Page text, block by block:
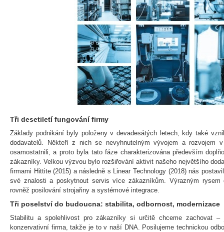
Tři desetiletí fungování firmy
Základy podnikání byly položeny v devadesátých letech, kdy také
dodavatelů. Někteří z nich se nevyhnutelným vývojem a rozvojem
osamostatnili, a proto byla tato fáze charakterizována především
zákazníky. Velkou výzvou bylo rozšiřování aktivit našeho největšího
firmami Hittite (2015) a následně s Linear Technology (2018) nás
své znalosti a poskytnout servis více zákazníkům. Výrazným rysem
rovněž posilování strojařiny a systémové integrace.
Tři poselství do budoucna: stabilita, odbornost, modernizace
Stabilitu a spolehlivost pro zákazníky si určitě chceme zachovat
konzervativní firma, takže je to v naší DNA. Posilujeme technickou